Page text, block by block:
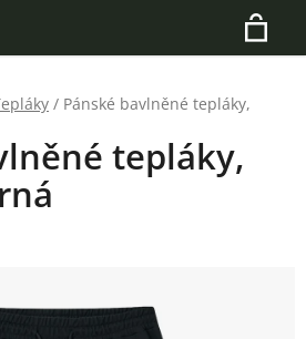
Hledat
/ Pánské bavlněné tepláky,
tepláky,